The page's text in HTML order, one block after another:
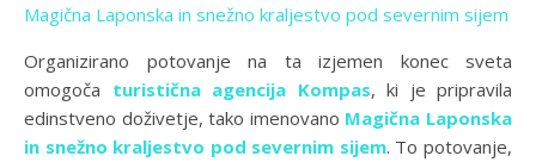
Magična Laponska in snežno kraljestvo pod severnim sijem
Organizirano potovanje na ta izjemen konec sveta
omogoča turistična agencija Kompas, ki je pripravila
edinstveno doživetje, tako imenovano Magična Laponska
in snežno kraljestvo pod severnim sijem. To potovanje,